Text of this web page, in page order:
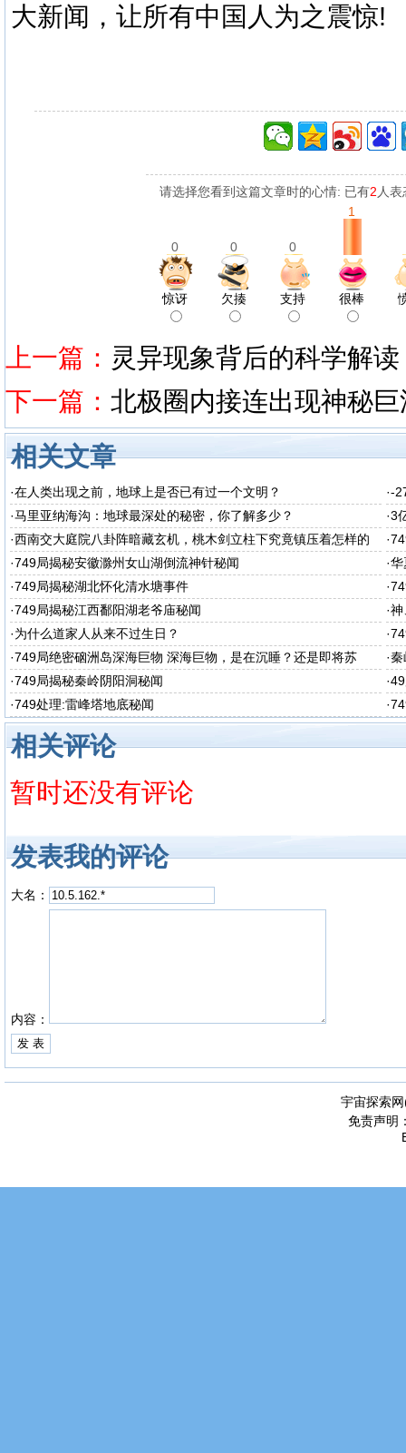
大新闻，让所有中国人为之震惊!
请选择您看到这篇文章时的心情: 已有2 人
0 0 0
1
惊讶 欠揍 支持 很棒
上一篇： 灵异现象背后的科学解读
下一篇： 北极圈内接连出现神秘巨
相关文章
·在人类出现之前，地球上是否已有过一个文明？ ·-
·马里亚纳海沟：地球最深处的秘密，你了解多少？ ·3
·西南交大庭院八卦阵暗藏玄机，桃木剑立柱下究竟镇压着怎样的
秘密呢
·
·749局揭秘安徽滁州女山湖倒流神针秘闻 ·华
·749局揭秘湖北怀化清水塘事件 ·
·749局揭秘江西鄱阳湖老爷庙秘闻 ·神
·为什么道家人从来不过生日？ ·
·749局绝密硇洲岛深海巨物 深海巨物，是在沉睡？还是即将苏
醒？
·秦
·749局揭秘秦岭阴阳洞秘闻 ·
·749处理:雷峰塔地底秘闻 ·
相关评论
暂时还没有评论
发表我的评论
大名：
内容：
宇宙探索
免责声明